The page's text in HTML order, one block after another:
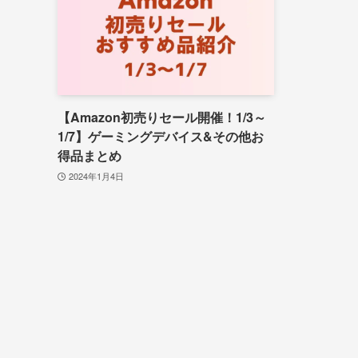
【Amazon初売りセール開催！1/3～
1/7】ゲーミングデバイス&その他お
得品まとめ
2024年1月4日